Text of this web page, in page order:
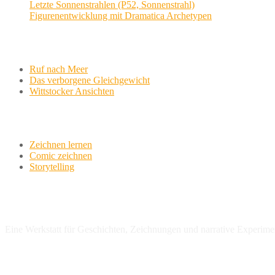
Letzte Sonnenstrahlen (P52, Sonnenstrahl)
Figurenentwicklung mit Dramatica Archetypen
Ruf nach Meer
Das verborgene Gleichgewicht
Wittstocker Ansichten
Zeichnen lernen
Comic zeichnen
Storytelling